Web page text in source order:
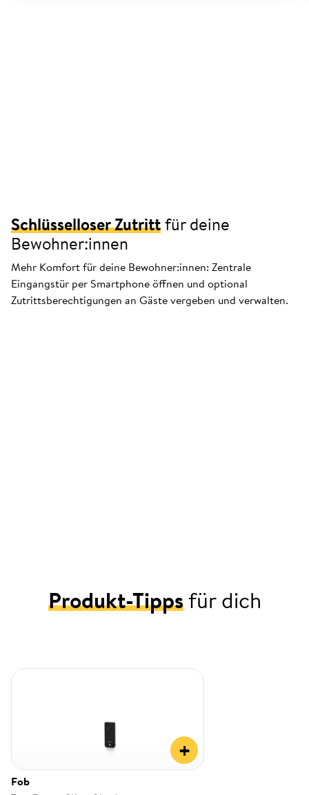
Schlüsselloser Zutrittfür deine
Bewohner:innen
Mehr Komfort für deine Bewohner:innen: Zentrale
Eingangstür per Smartphone öffnen und optional
Zutrittsberechtigungen an Gäste vergeben und verwalten.
Produkt-Tippsfür dich
+
Fob